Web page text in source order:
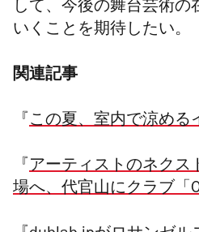
して、今後の舞台芸術の
いくことを期待したい。
関連記事
『 この夏、室内で涼める
『 アーティストのネクス
場へ、代官山にクラブ「